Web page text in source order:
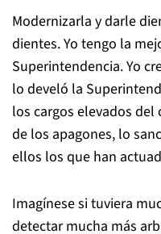
Modernizarla y darle
dientes. Yo tengo la
Superintendencia. Yo
lo develó la
los cargos elevados
de los apagones, lo
ellos los que han
Imagínese si tuviera
detectar mucha más